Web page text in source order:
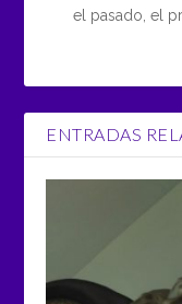
el pasado, el
ENTRADAS